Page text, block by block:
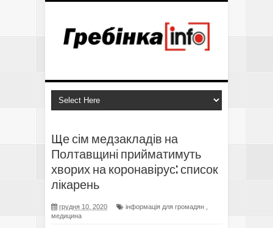
Ще сім медзакладів на
Полтавщині прийматимуть
хворих на коронавірус: список
лікарень
грудня 10, 2020 інформація для громадян
медицина